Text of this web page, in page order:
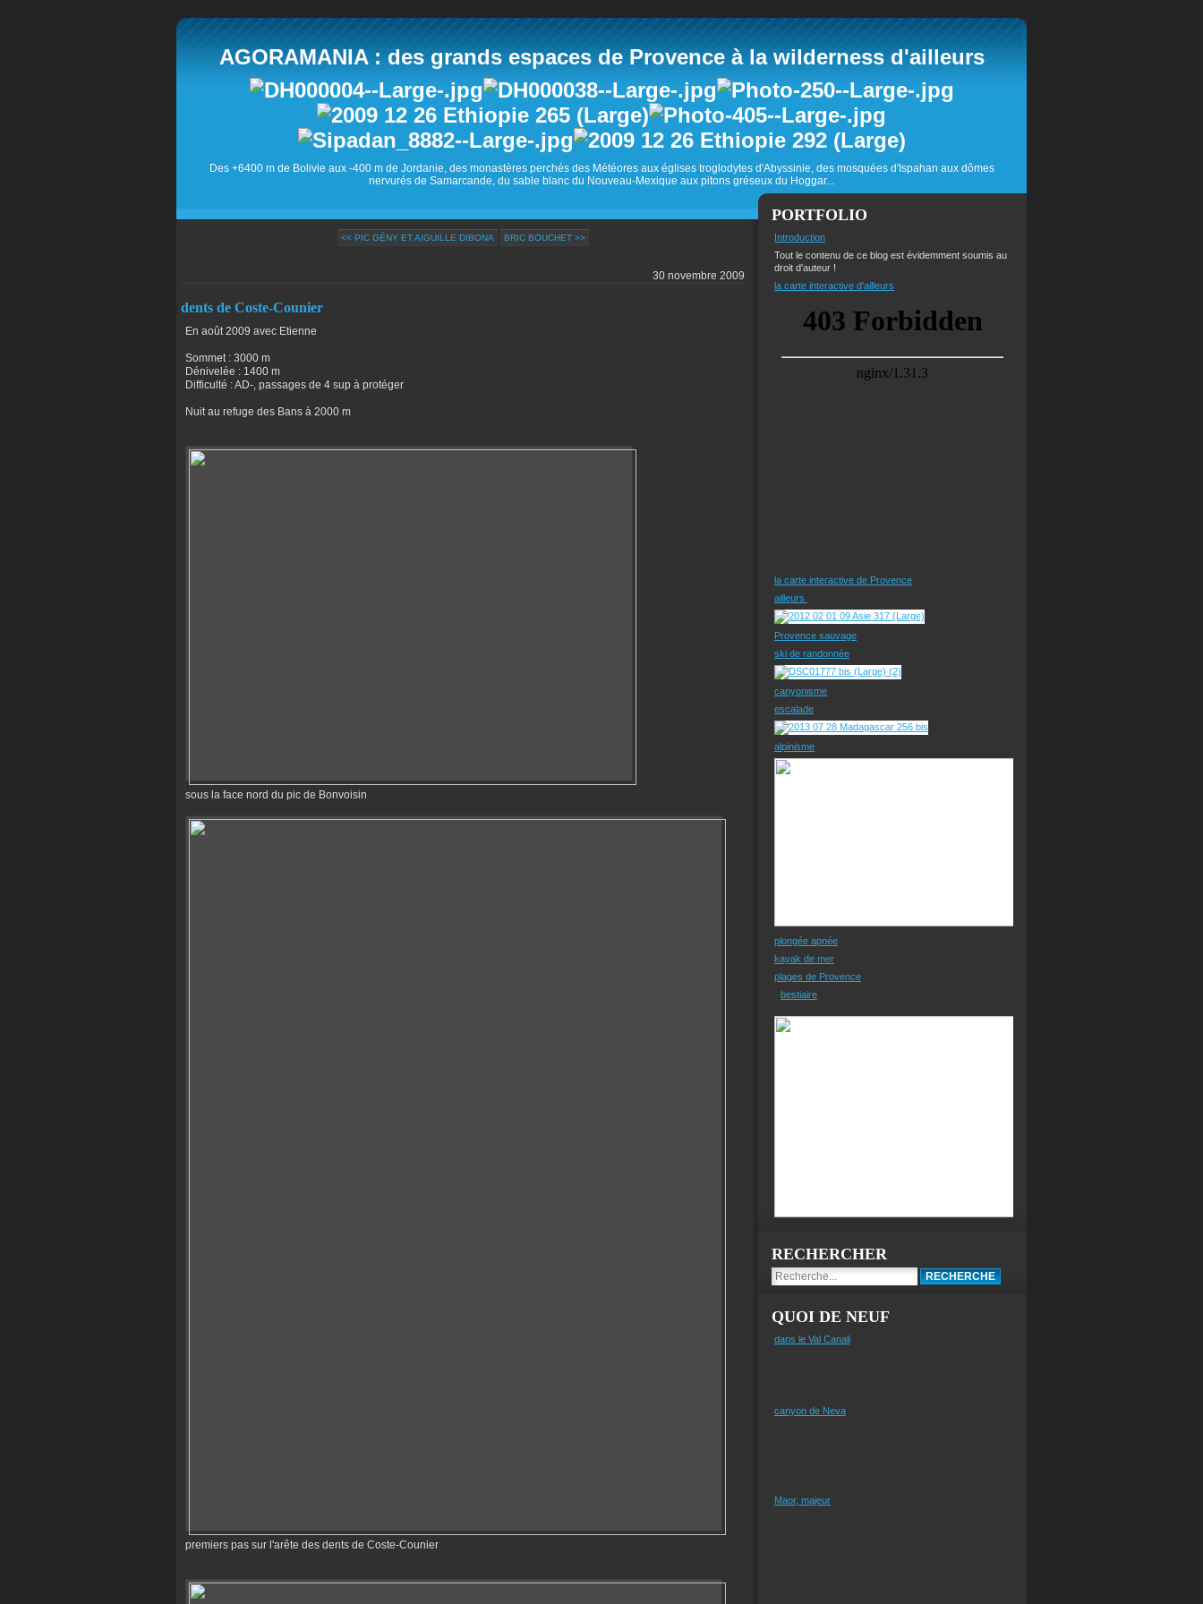
AGORAMANIA : des grands espaces de Provence à la wilderness d'ailleurs
Des +6400 m de Bolivie aux -400 m de Jordanie, des monastères perchés des Météores aux églises troglodytes d'Abyssinie, des mosquées d'Ispahan aux dômes
nervurés de Samarcande, du sable blanc du Nouveau-Mexique aux pitons gréseux du Hoggar...
<< PIC GÉNY ET AIGUILLE DIBONA BRIC BOUCHET >>
30 novembre 2009
dents de Coste-Counier
En août 2009 avec Etienne
Sommet : 3000 m
Dénivelée : 1400 m
Difficulté : AD-, passages de 4 sup à protéger
Nuit au refuge des Bans à 2000 m
sous la face nord du pic de Bonvoisin
premiers pas sur l'arête des dents de Coste-Counier
PORTFOLIO
Introduction
Tout le contenu de ce blog est évidemment soumis au
droit d'auteur !
la carte interactive d'ailleurs
la carte interactive de Provence
ailleurs
Provence sauvage
ski de randonnée
canyonisme
escalade
alpinisme
plongée apnée
kayak de mer
plages de Provence
bestiaire
RECHERCHER
QUOI DE NEUF
dans le Val Canali
canyon de Neva
Maor, majeur